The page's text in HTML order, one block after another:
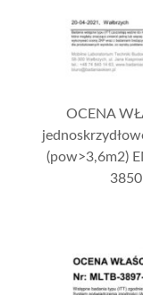
OCENA
(pow>3,6m2)